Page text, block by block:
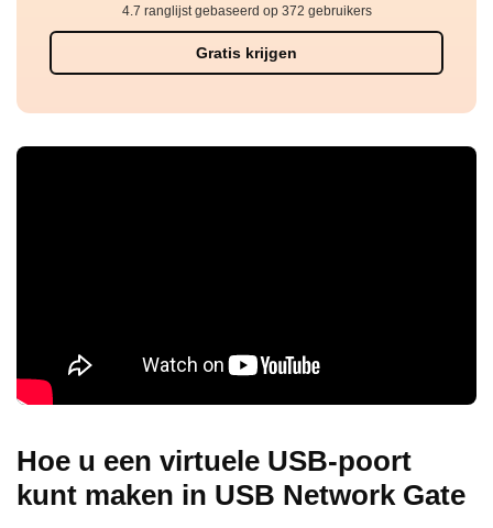
Gratis krijgen
4.7 ranglijst gebaseerd op 372 gebruikers
Hoe u een virtuele USB-poort
kunt maken in USB Network Gate